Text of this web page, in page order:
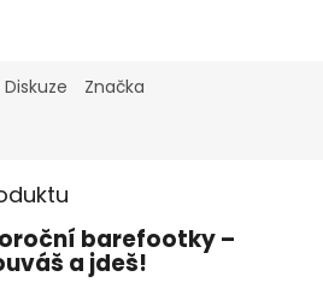
Diskuze Značka
barefootky –
a jdeš!